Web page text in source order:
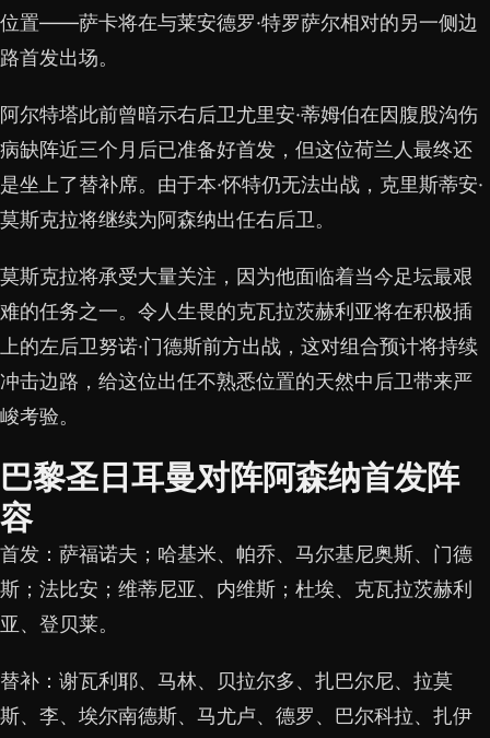
位置——萨卡将在与莱安德罗·特罗萨尔相对的另一侧边
路首发出场。
阿尔特塔此前曾暗示右后卫尤里安·蒂姆伯在因腹股沟伤
病缺阵近三个月后已准备好首发，但这位荷兰人最终还
是坐上了替补席。由于本·怀特仍无法出战，克里斯蒂安·
莫斯克拉将继续为阿森纳出任右后卫。
莫斯克拉将承受大量关注，因为他面临着当今足坛最艰
难的任务之一。令人生畏的克瓦拉茨赫利亚将在积极插
上的左后卫努诺·门德斯前方出战，这对组合预计将持续
冲击边路，给这位出任不熟悉位置的天然中后卫带来严
峻考验。
巴黎圣日耳曼对阵阿森纳首发阵
容
首发：萨福诺夫；哈基米、帕乔、马尔基尼奥斯、门德
斯；法比安；维蒂尼亚、内维斯；杜埃、克瓦拉茨赫利
亚、登贝莱。
替补：谢瓦利耶、马林、贝拉尔多、扎巴尔尼、拉莫
斯、李、埃尔南德斯、马尤卢、德罗、巴尔科拉、扎伊